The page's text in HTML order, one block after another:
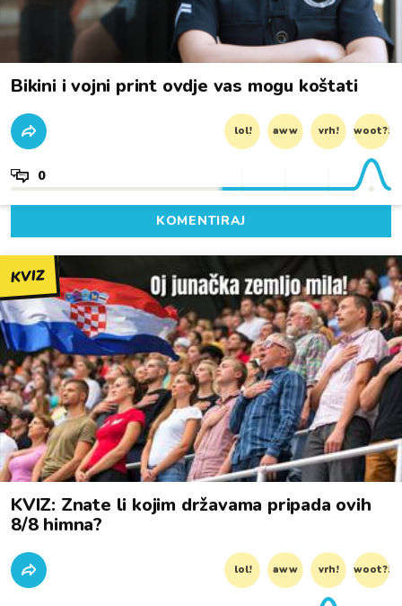
Bikini i vojni print ovdje vas mogu koštati
lol! aww vrh! woot?!
0
KOMENTIRAJ
KVIZ
KVIZ: Znate li kojim državama pripada ovih
8/8 himna?
lol! aww vrh! woot?!